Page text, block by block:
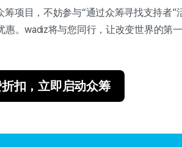
筹项目，不妨参与“通过众筹寻找支持者
。wadiz将与您同行，让改变世界的第一
扣，立即启动众筹